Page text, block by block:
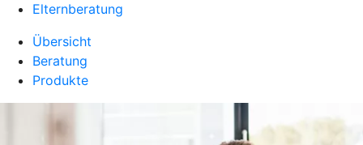
Elternberatung
Übersicht
Beratung
Produkte